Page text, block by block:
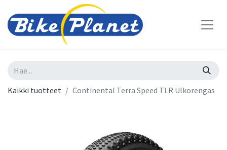
Kaikki tuotteet Continental Terra Speed TLR Ulkorengas